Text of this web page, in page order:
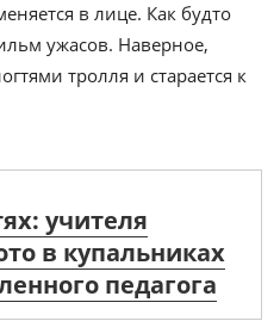
в лице. Как будто
ужасов. Наверное,
тролля и старается к
учителя
в купальниках
педагога